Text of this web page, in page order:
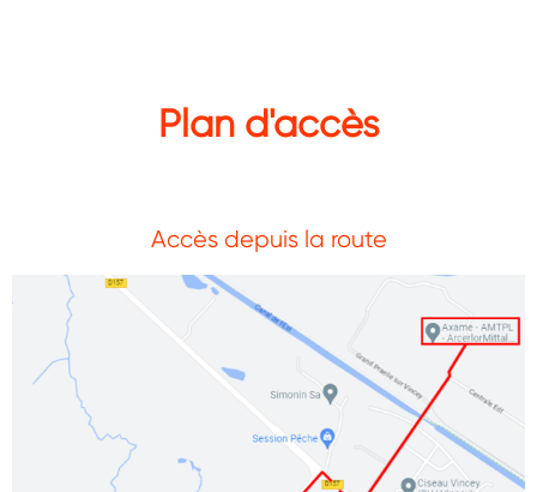
Plan d'accès
Accès depuis la route